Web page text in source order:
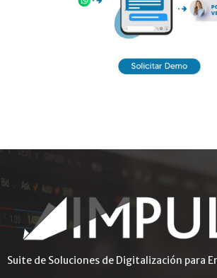
Suite de Soluciones de Digitalización para